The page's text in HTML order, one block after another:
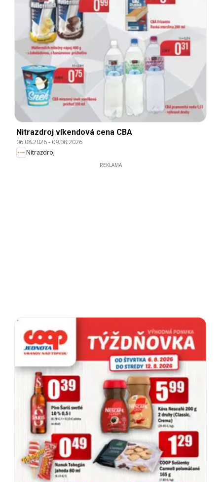
Nitrazdroj víkendová cena CBA
06.08.2026- 09.08.2026
Nitrazdroj
REKLAMA